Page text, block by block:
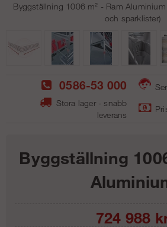
Byggställning 1006 m² - Ram
och sparklister)
0586-53 000
Stora lager - snabb
leverans
Byggställning
724 988